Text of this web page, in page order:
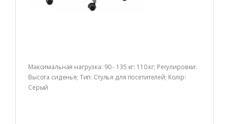
Максимальная нагрузка: 90 - 135 кг: 110 кг; Регулировки:
Высота сиденья; Тип: Стулья для посетителей; Колір:
Серый